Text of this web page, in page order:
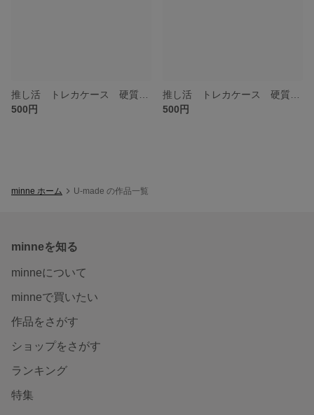
500円
500円
minne ホーム U-made の作品一覧
minneを知る
minneについて
minneで買いたい
作品をさがす
ショップをさがす
ランキング
特集